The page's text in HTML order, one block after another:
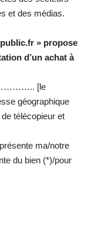
et des médias.
» propose
d’un achat à
[le
géographique
télécopieur et
ma/notre
du bien (*)/pour